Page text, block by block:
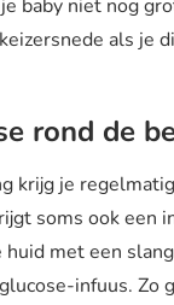
baby niet nog
als je
rond de
krijg je
soms ook een
huid met een
infuus. Zo